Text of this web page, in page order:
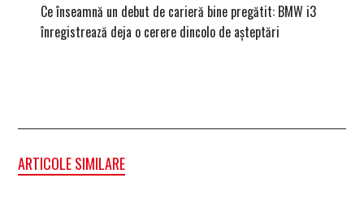
Ce înseamnă un debut de carieră bine pregătit: BMW i3
înregistrează deja o cerere dincolo de așteptări
ARTICOLE SIMILARE